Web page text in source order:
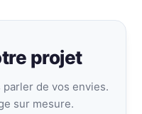
projet
de vos envies.
sur mesure.